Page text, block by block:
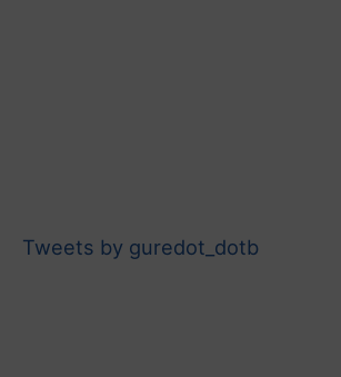
Tweets by guredot_dotb